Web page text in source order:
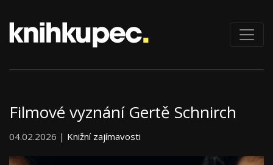
Filmové vyznání Gertě Schnirch
04.02.2026 | Knižní zajímavosti